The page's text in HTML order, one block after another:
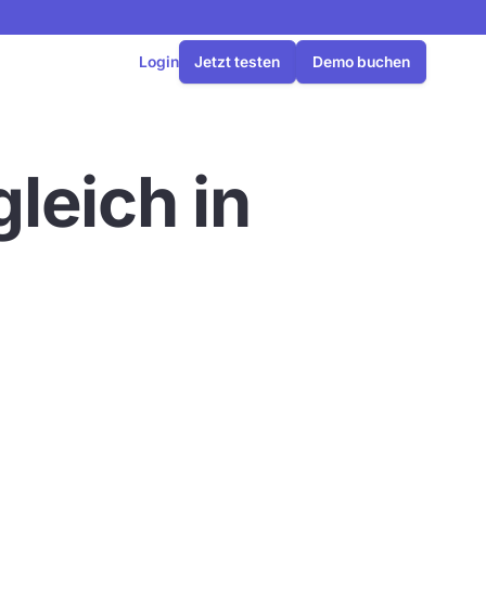
Login Jetzt testen Demo buchen
in